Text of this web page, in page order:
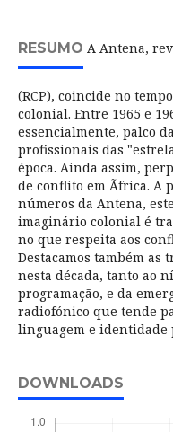
RESUMO A Antena,
(RCP), coincide no
colonial. Entre 1965 e
essencialmente, palco
profissionais das
época. Ainda assim,
de conflito em Ãfrica. A
números da Antena,
imaginário colonial é
no que respeita aos
Destacamos também as
nesta década, tanto ao
programação, e da
radiofónico que tende
linguagem e identidade
DOWNLOADS